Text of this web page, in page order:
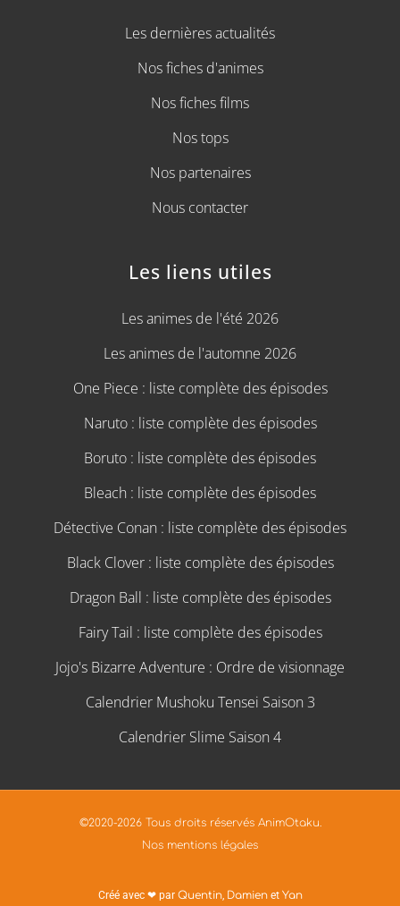
Les dernières actualités
Nos fiches d'animes
Nos fiches films
Nos tops
Nos partenaires
Nous contacter
Les liens utiles
Les animes de l'été 2026
Les animes de l'automne 2026
One Piece : liste complète des épisodes
Naruto : liste complète des épisodes
Boruto : liste complète des épisodes
Bleach : liste complète des épisodes
Détective Conan : liste complète des épisodes
Black Clover : liste complète des épisodes
Dragon Ball : liste complète des épisodes
Fairy Tail : liste complète des épisodes
Jojo's Bizarre Adventure : Ordre de visionnage
Calendrier Mushoku Tensei Saison 3
Calendrier Slime Saison 4
©2020-2026 Tous droits réservés AnimOtaku.
Nos mentions légales
Créé avec ❤ par Quentin, Damienet Yan